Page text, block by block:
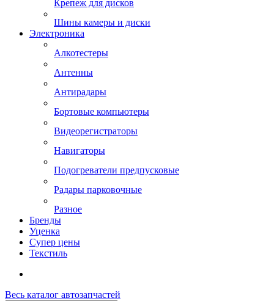
Крепеж для дисков
Шины камеры и диски
Электроника
Алкотестеры
Антенны
Антирадары
Бортовые компьютеры
Видеорегистраторы
Навигаторы
Подогреватели предпусковые
Радары парковочные
Разное
Бренды
Уценка
Супер цены
Текстиль
Весь каталог автозапчастей